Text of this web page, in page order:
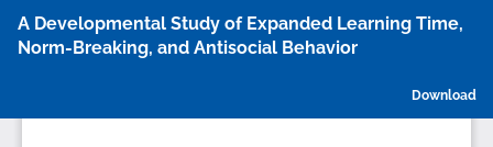
Article
A Developmental Study of Expanded Learning Time,
Norm-Breaking, and Antisocial Behavior
Download